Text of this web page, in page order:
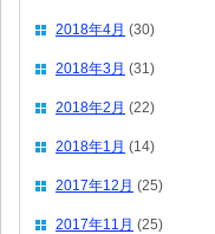
2018年4月 (30)
2018年3月 (31)
2018年2月 (22)
2018年1月 (14)
2017年12月 (25)
2017年11月 (25)